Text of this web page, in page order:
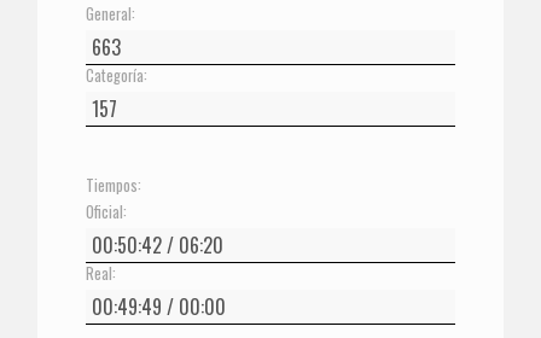
General:
Categoría:
Tiempos:
Oficial:
Real: